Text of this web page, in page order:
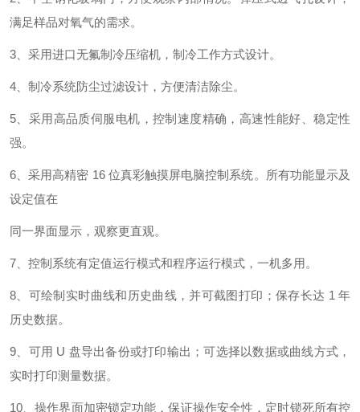
满足样品对氧气的需求。
3 、采用进口无氟制冷压缩机，制冷工作方式设计。
4 制冷系统防尘过滤设计，方便清洁除尘。
5 采用高品质伺服电机 ，控制速度精确， 高速性能好、稳定性
强。
6 、采用高精密 16 位真彩触摸屏电脑控制系统。所有功能显示及
设定值在
同一界面显示，观察更直观。
7 控制系统有定值运行模式和程序运行模式，一机多用。
8 可绘制实时曲线和历史曲线，并可截图打印；保存长达 1年
历史数据。
9 可用 U 盘导出备份或打印输出；可选择以数据或曲线方式，
实时打印测量数据。
10 、操作界面加密锁定功能，保证操作安全性，定时锁死所有控